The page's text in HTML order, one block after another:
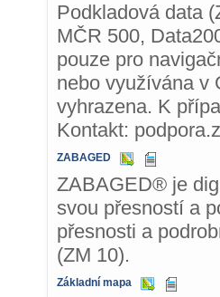
Podkladová data
MČR 500,
pouze pro
nebo využívána v
vyhrazena. K
Kontakt:
ZABAGED
ZABAGED® je
svou přesností a
přesnosti a
(ZM 10).
Základní mapa